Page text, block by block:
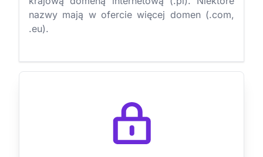
nazwy mają w ofercie więcej domen (.com,
.eu).